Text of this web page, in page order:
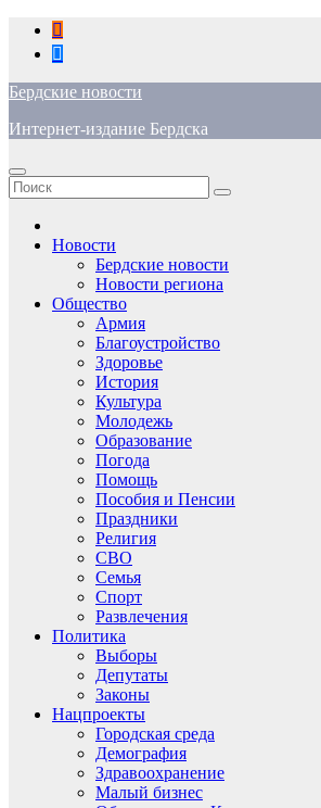
Перейти
содержимому
Бердские новости
Интернет-издание Бердска
Новости
Бердские новости
Новости региона
Общество
Армия
Благоустройство
Здоровье
История
Культура
Молодежь
Образование
Погода
Помощь
Пособия и Пенсии
Праздники
Религия
СВО
Семья
Спорт
Развлечения
Политика
Выборы
Депутаты
Законы
Нацпроекты
Городская среда
Демография
Здравоохранение
Малый бизнес